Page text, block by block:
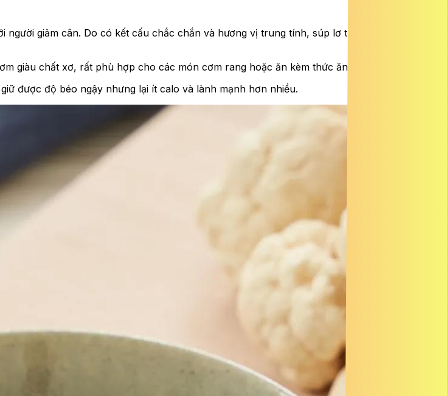
giảm cân. Do có kết cấu chắc chắn và hương vị trung tính, súp lơ trắng có thể dễ dàng
giàu chất xơ, rất phù hợp cho các món cơm rang hoặc ăn kèm thức ăn.
được độ béo ngậy nhưng lại ít calo và lành mạnh hơn nhiều.